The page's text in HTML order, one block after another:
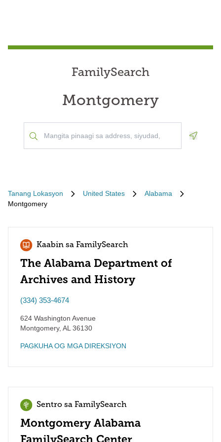
FamilySearch
Montgomery
Tanang Lokasyon United States
Alabama
Montgomery
Kaabin sa FamilySearch
The Alabama Department of
Archives and History
(334) 353-4674
624 Washington Avenue
Montgomery, AL 36130
PAGKUHA OG MGA DIREKSIYON
Sentro sa FamilySearch
Montgomery Alabama
FamilySearch Center